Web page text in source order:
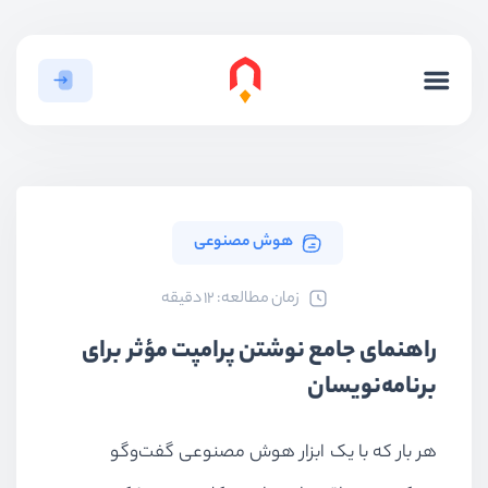
هوش مصنوعی
ﺯﻣﺎﻥ ﻣﻄﺎﻟﻌﻪ: 12 دقیقه
راهنمای جامع نوشتن پرامپت مؤثر برای
برنامه‌نویسان
هر بار که با یک ابزار هوش مصنوعی گفت‌وگو